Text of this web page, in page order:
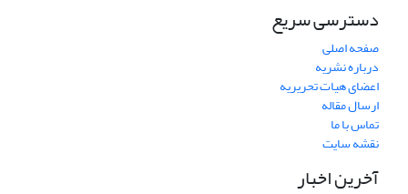
دسترسی سریع
صفحه اصلی
درباره نشریه
اعضای هیات تحریریه
ارسال مقاله
تماس با ما
نقشه سایت
آخرین اخبار